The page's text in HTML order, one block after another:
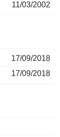
11/03/2002
17/09/2018
17/09/2018